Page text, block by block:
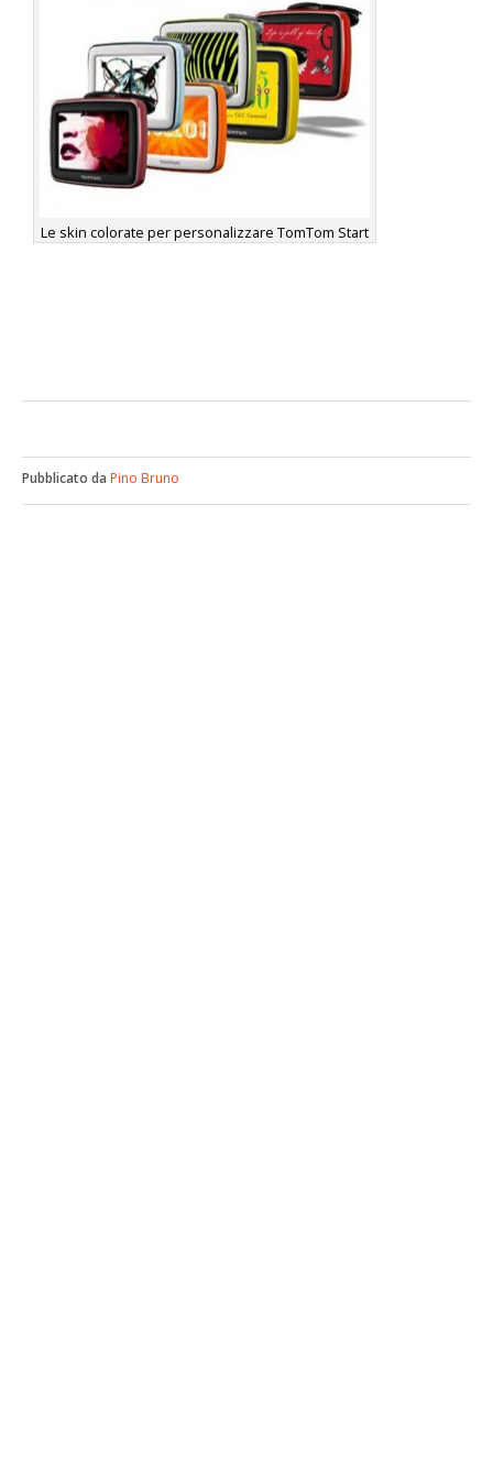
Le skin colorate per personalizzare TomTom Start
Pubblicato da Pino Bruno